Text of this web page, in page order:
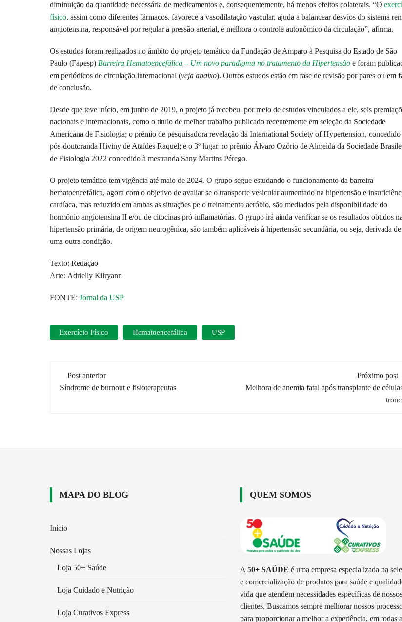
diminuição da quantidade necessária de medicamentos e, consequentemente, há menos efeitos colaterais. “O
físico, assim como diferentes fármacos, favorece a vasodilatação vascular, ajuda a balancear desvios do sistema
angiotensina, responsável por regular a pressão arterial, e melhora o controle autonômico da circulação”, afirma.
Os estudos foram realizados no âmbito do projeto temático da Fundação de Amparo à Pesquisa do Estado de São
Paulo (Fapesp) Barreira Hematoencefálica – Um novo paradigma no tratamento da Hipertensão e foram
em periódicos de circulação internacional (veja abaixo). Outros estudos estão em fase de revisão por pares ou em
de conclusão.
Desde que teve início, em junho de 2019, o projeto já recebeu, por meio de estudos vinculados a ele, seis
nacionais e internacionais, como o título de melhor trabalho publicado recentemente em seleção da Sociedade
Americana de Fisiologia; o prêmio de pesquisadora revelação da International Society of Hypertension, concedido
pós-doutoranda Hiviny de Ataídes Raquel; e o 3º lugar no prêmio Álvaro Ozório de Almeida da Sociedade
de Fisiologia 2022 concedido à mestranda Sany Martins Pérego.
O projeto temático tem vigência até maio de 2024. O grupo segue estudando o funcionamento da barreira
hematoencefálica, agora com o objetivo de avaliar se o transporte vesicular aumentado na hipertensão e
cardíaca, mas reduzido em ambas as situações pelo treinamento aeróbio, são mediados pela disponibilidade do
hormônio angiotensina II e/ou de citocinas pró-inflamatórias. O grupo irá ainda verificar se os resultados obtidos na
hipertensão primária, de origem neurogênica, são também aplicáveis à hipertensão secundária, ou seja, derivada de
uma outra condição.
Texto: Redação
Arte: Adrielly Kilryann
FONTE: Jornal da USP
Exercício Físico Hematoencefálica USP
Navegação
de
Post anterior
Síndrome de burnout e fisioterapeutas
Próximo post
Melhora de anemia fatal após transplante de
MAPA DO BLOG
Início
Nossas Lojas
Loja 50+ Saúde
Loja Cuidado e Nutrição
Loja Curativos Express
QUEM SOMOS
A 50+ SAÚDE é uma empresa especializada na
e comercialização de produtos para saúde e
vida que atendem necessidades específicas de nossos
clientes. Buscamos sempre melhorar nossos
para proporcionar a melhor a experiência, em todas